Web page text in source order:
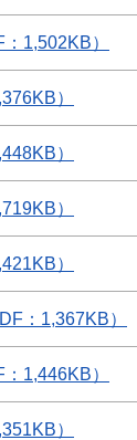
1,502KB）
）
）
）
）
：1,367KB）
1,446KB）
）